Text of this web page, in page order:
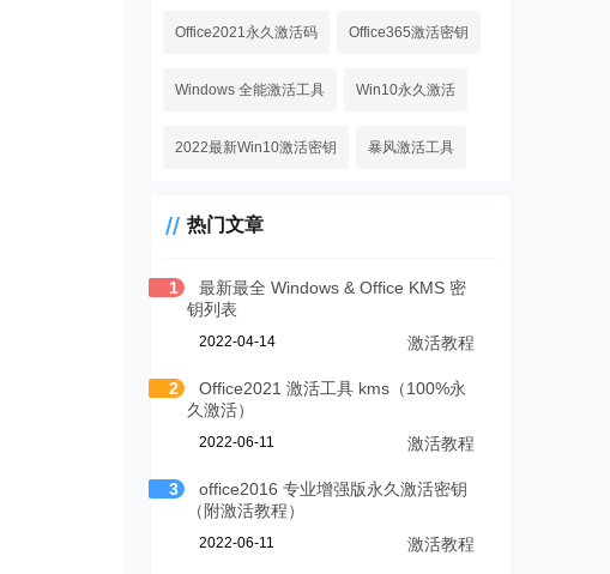
Office2021永久激活码 Office365激活密钥
Windows 全能激活工具 Win10永久激活
2022最新Win10激活密钥 暴风激活工具
热门文章
1
最新最全 Windows & Office KMS 密
钥列表
2022-04-14 激活教程
2
Office2021 激活工具 kms（100%永
久激活）
2022-06-11 激活教程
3
office2016 专业增强版永久激活密钥
（附激活教程）
2022-06-11 激活教程